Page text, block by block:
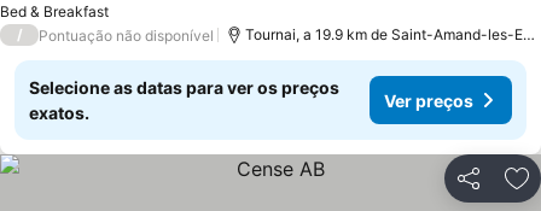
Bed & Breakfast
/ Pontuação não disponível Tournai, a 19.9 km de Saint-Amand-les-Eaux
Selecione as datas para ver os preços
exatos.
Ver preços
Partilhar